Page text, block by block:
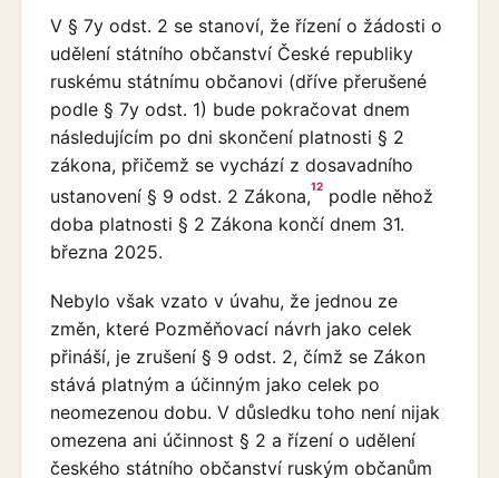
V § 7y odst. 2 se stanoví, že řízení o žádosti o
udělení státního občanství České republiky
ruskému státnímu občanovi (dříve přerušené
podle § 7y odst. 1) bude pokračovat dnem
následujícím po dni skončení platnosti § 2
zákona, přičemž se vychází z dosavadního
ustanovení § 9 odst. 2 Zákona,12podle něhož
doba platnosti § 2 Zákona končí dnem 31.
března 2025.
Nebylo však vzato v úvahu, že jednou ze
změn, které Pozměňovací návrh jako celek
přináší, je zrušení § 9 odst. 2, čímž se Zákon
stává platným a účinným jako celek po
neomezenou dobu. V důsledku toho není nijak
omezena ani účinnost § 2 a řízení o udělení
českého státního občanství ruským občanům